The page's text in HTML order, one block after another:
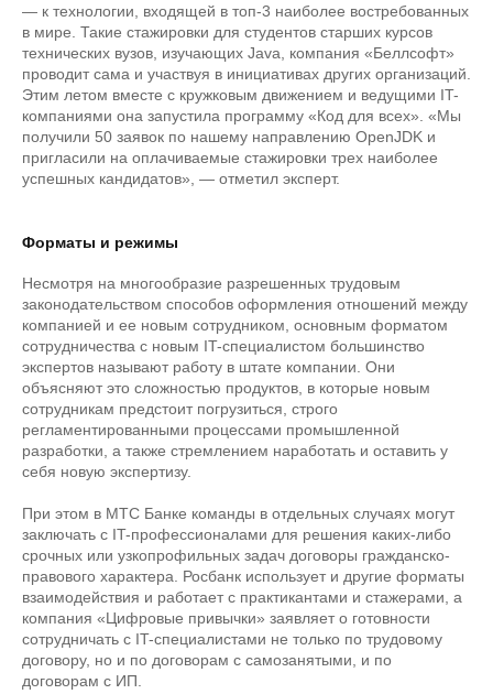
— к технологии, входящей в топ-3 наиболее востребованных
в мире. Такие стажировки для студентов старших курсов
технических вузов, изучающих Java, компания «Беллсофт»
проводит сама и участвуя в инициативах других организаций.
Этим летом вместе с кружковым движением и ведущими IT-
компаниями она запустила программу «Код для всех». «Мы
получили 50 заявок по нашему направлению OpenJDK и
пригласили на оплачиваемые стажировки трех наиболее
успешных кандидатов», — отметил эксперт.
Форматы и режимы
Несмотря на многообразие разрешенных трудовым
законодательством способов оформления отношений между
компанией и ее новым сотрудником, основным форматом
сотрудничества с новым IT-специалистом большинство
экспертов называют работу в штате компании. Они
объясняют это сложностью продуктов, в которые новым
сотрудникам предстоит погрузиться, строго
регламентированными процессами промышленной
разработки, а также стремлением наработать и оставить у
себя новую экспертизу.
При этом в МТС Банке команды в отдельных случаях могут
заключать с IT-профессионалами для решения каких-либо
срочных или узкопрофильных задач договоры гражданско-
правового характера. Росбанк использует и другие форматы
взаимодействия и работает с практикантами и стажерами, а
компания «Цифровые привычки» заявляет о готовности
сотрудничать с IT-специалистами не только по трудовому
договору, но и по договорам с самозанятыми, и по
договорам с ИП.